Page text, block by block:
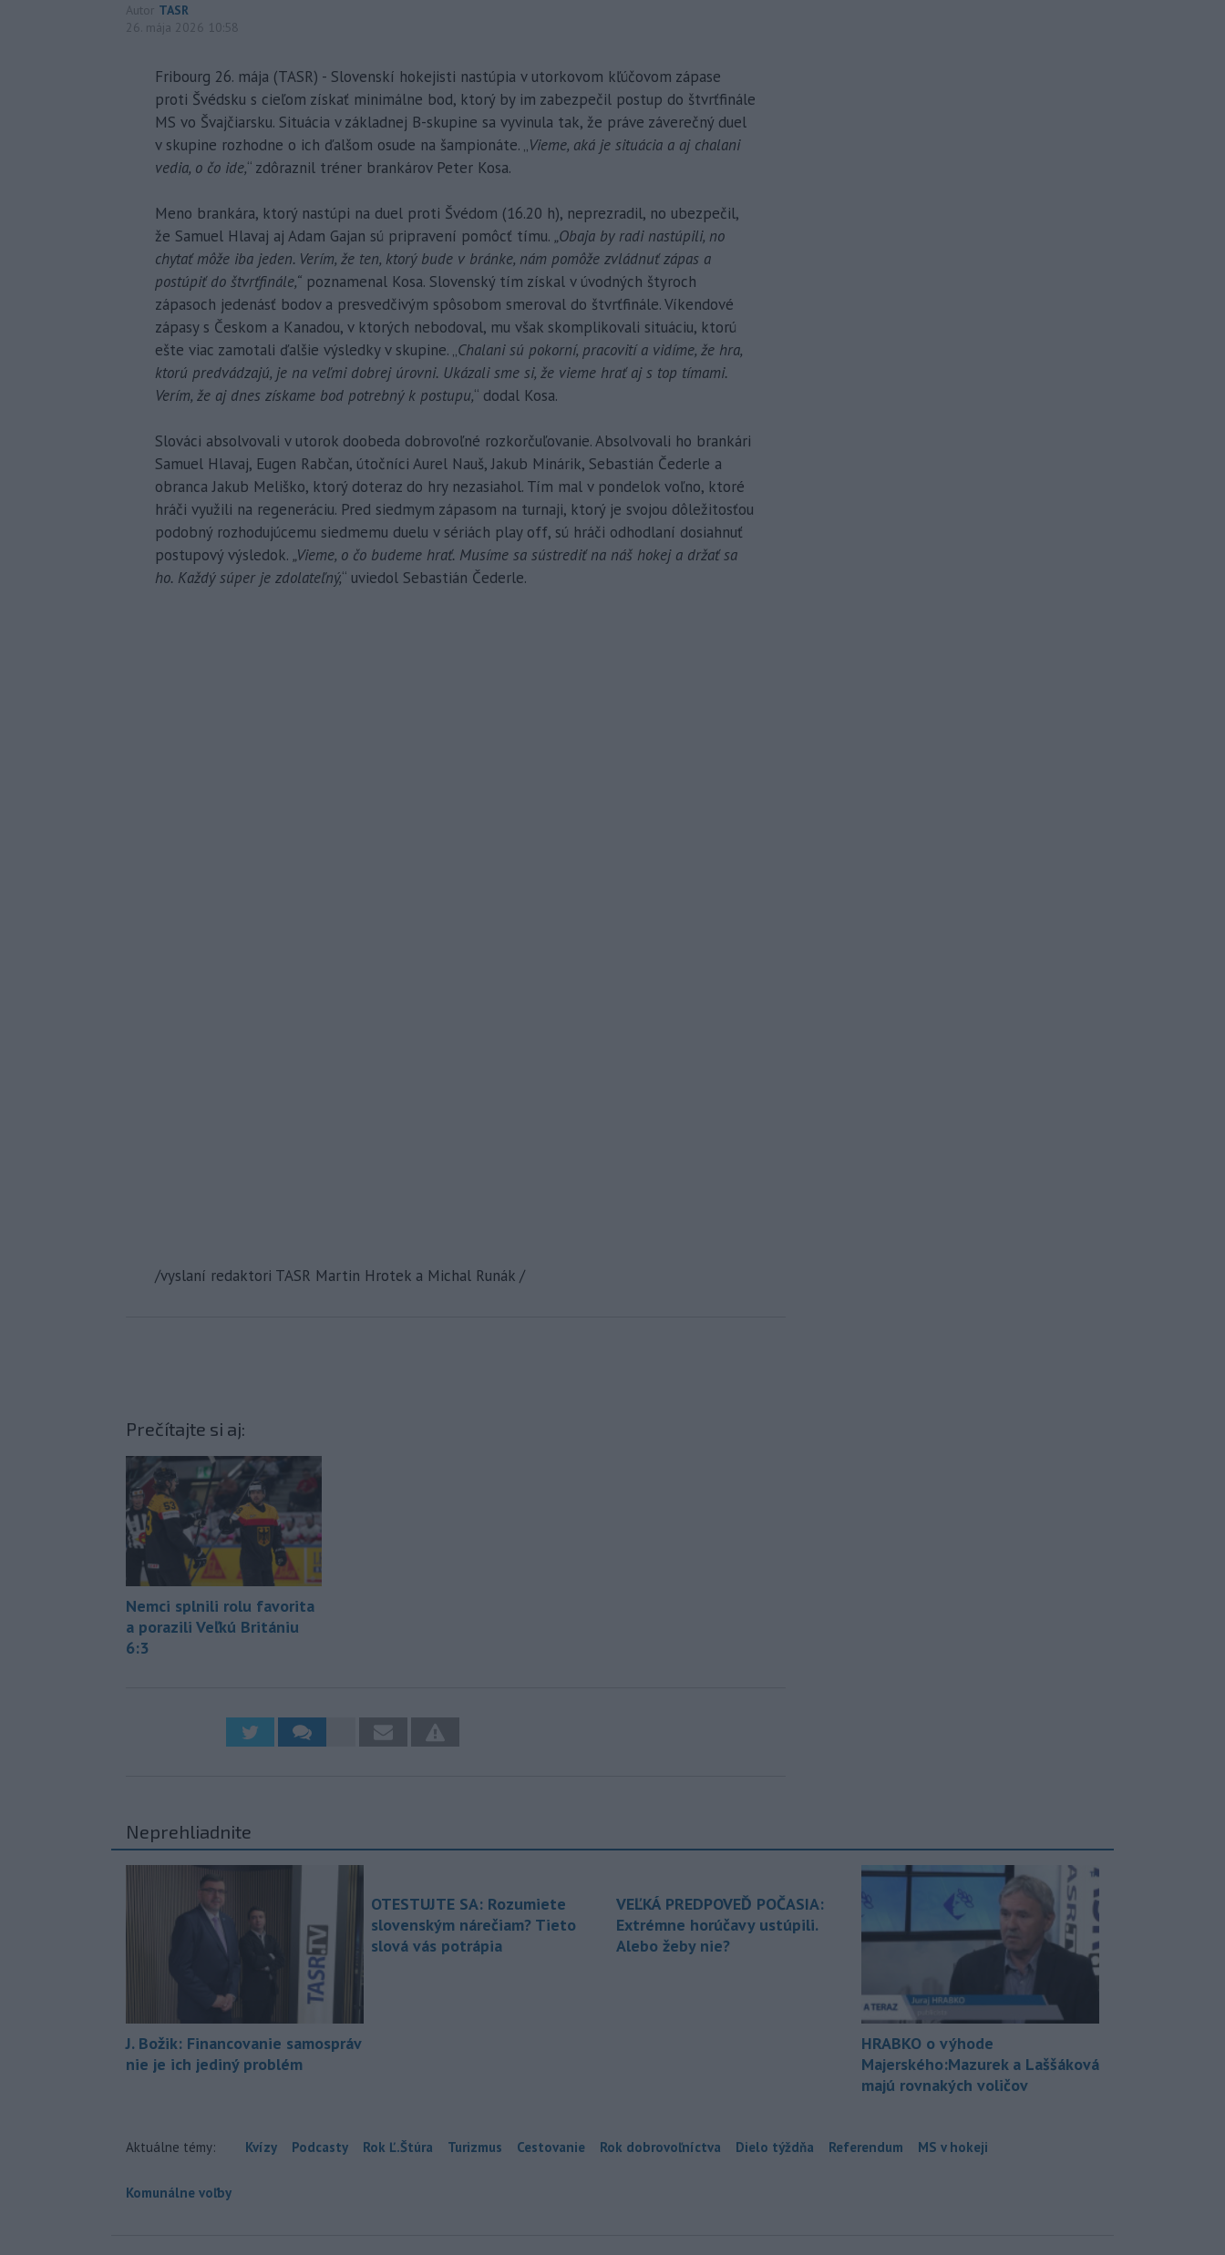
Autor TASR
26. mája 2026 10:58
Fribourg 26. mája (TASR) - Slovenskí hokejisti nastúpia v utorkovom kľúčovom zápase
proti Švédsku s cieľom získať minimálne bod, ktorý by im zabezpečil postup do štvrťfinále
MS vo Švajčiarsku. Situácia v základnej B-skupine sa vyvinula tak, že práve záverečný duel
v skupine rozhodne o ich ďalšom osude na šampionáte. „Vieme, aká je situácia a aj chalani
vedia, o čo ide,“ zdôraznil tréner brankárov Peter Kosa.
Meno brankára, ktorý nastúpi na duel proti Švédom (16.20 h), neprezradil, no ubezpečil,
že Samuel Hlavaj aj Adam Gajan sú pripravení pomôcť tímu. „Obaja by radi nastúpili, no
chytať môže iba jeden. Verím, že ten, ktorý bude v bránke, nám pomôže zvládnuť zápas a
postúpiť do štvrťfinále,“ poznamenal Kosa. Slovenský tím získal v úvodných štyroch
zápasoch jedenásť bodov a presvedčivým spôsobom smeroval do štvrťfinále. Víkendové
zápasy s Českom a Kanadou, v ktorých nebodoval, mu však skomplikovali situáciu, ktorú
ešte viac zamotali ďalšie výsledky v skupine. „Chalani sú pokorní, pracovití a vidíme, že hra,
ktorú predvádzajú, je na veľmi dobrej úrovni. Ukázali sme si, že vieme hrať aj s top tímami.
Verím, že aj dnes získame bod potrebný k postupu,“ dodal Kosa.
Slováci absolvovali v utorok doobeda dobrovoľné rozkorčuľovanie. Absolvovali ho brankári
Samuel Hlavaj, Eugen Rabčan, útočníci Aurel Nauš, Jakub Minárik, Sebastián Čederle a
obranca Jakub Meliško, ktorý doteraz do hry nezasiahol. Tím mal v pondelok voľno, ktoré
hráči využili na regeneráciu. Pred siedmym zápasom na turnaji, ktorý je svojou dôležitosťou
podobný rozhodujúcemu siedmemu duelu v sériách play off, sú hráči odhodlaní dosiahnuť
postupový výsledok. „Vieme, o čo budeme hrať. Musíme sa sústrediť na náš hokej a držať sa
ho. Každý súper je zdolateľný,“ uviedol Sebastián Čederle.
/vyslaní redaktori TASR Martin Hrotek a Michal Runák /
Prečítajte si aj:
Nemci splnili rolu favorita
a porazili Veľkú Britániu
6:3
Neprehliadnite
J. Božik: Financovanie samospráv
nie je ich jediný problém
OTESTUJTE SA: Rozumiete
slovenským nárečiam? Tieto
slová vás potrápia
VEĽKÁ PREDPOVEĎ POČASIA:
Extrémne horúčavy ustúpili.
Alebo žeby nie?
HRABKO o výhode
Majerského:Mazurek a Laššáková
majú rovnakých voličov
Aktuálne témy: Kvízy Podcasty Rok Ľ.Štúra Turizmus Cestovanie Rok dobrovoľníctva Dielo týždňa Referendum MS v hokeji
Komunálne voľby